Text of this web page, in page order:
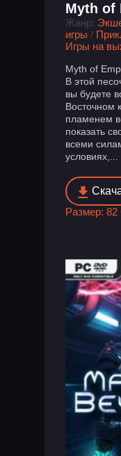
Myth of
Жанр:
игры /
Игры на
Myth of
В этой
вы будете
Восточном
пламенем
показать
всеми
условиях,...
Размер: 82